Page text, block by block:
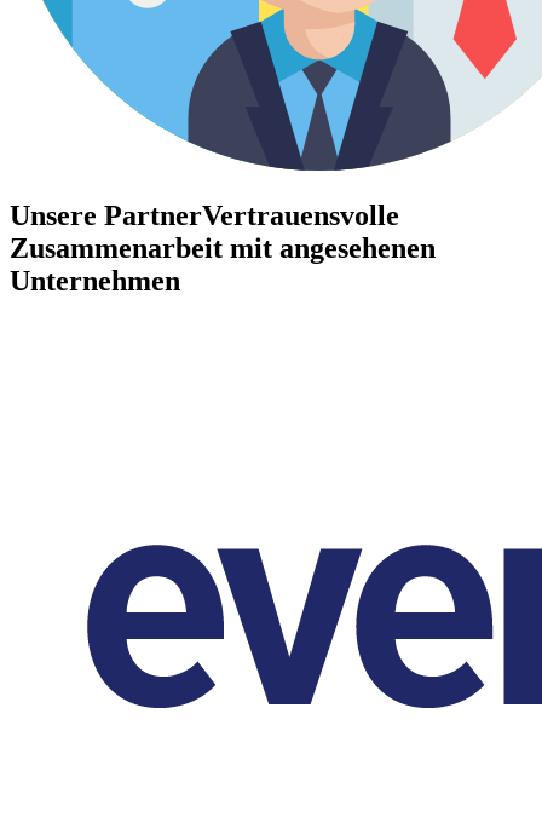
Unsere PartnerVertrauensvolle
Zusammenarbeit mit angesehenen
Unternehmen